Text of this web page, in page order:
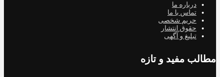
درباره ما
تماس با ما
حریم شخصی
حقوق انتشار
تبلیغ و آگهی
مطالب مفید و تازه